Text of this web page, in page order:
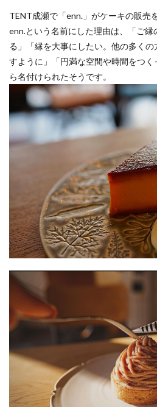
TENT成瀬で「enn.」がケーキの販売
enn.という名前にした理由は、「ご
る」「縁を大事にしたい。他の多く
すように」「円満な空間や時間をつ
ら名付けられたそうです。